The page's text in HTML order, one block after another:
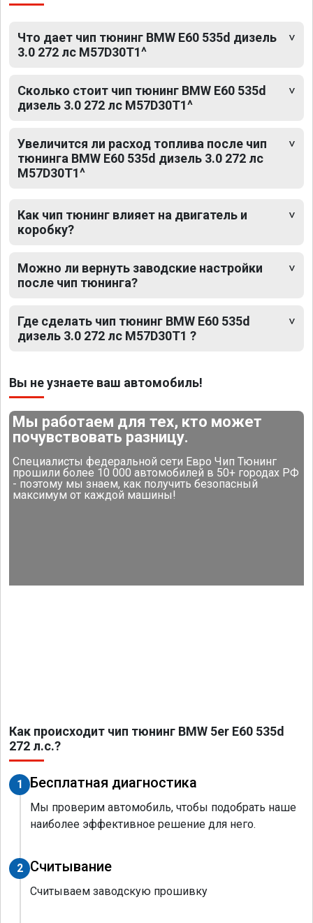
Что дает чип тюнинг BMW E60 535d дизель
3.0 272 лс M57D30T1^
Сколько стоит чип тюнинг BMW E60 535d
дизель 3.0 272 лс M57D30T1^
Увеличится ли расход топлива после чип
тюнинга BMW E60 535d дизель 3.0 272 лс
M57D30T1^
Как чип тюнинг влияет на двигатель и
коробку?
Можно ли вернуть заводские настройки
после чип тюнинга?
Где сделать чип тюнинг BMW E60 535d
дизель 3.0 272 лс M57D30T1 ?
Вы не узнаете ваш автомобиль!
Мы работаем для тех, кто может
почувствовать разницу.
Специалисты федеральной сети Евро Чип Тюнинг
прошили более 10 000 автомобилей в 50+ городах РФ
- поэтому мы знаем, как получить безопасный
максимум от каждой машины!
Как происходит чип тюнинг BMW 5er E60 535d
272 л.с.?
1 Бесплатная диагностика
Мы проверим автомобиль, чтобы подобрать наше
наиболее эффективное решение для него.
2 Считывание
Считываем заводскую прошивку